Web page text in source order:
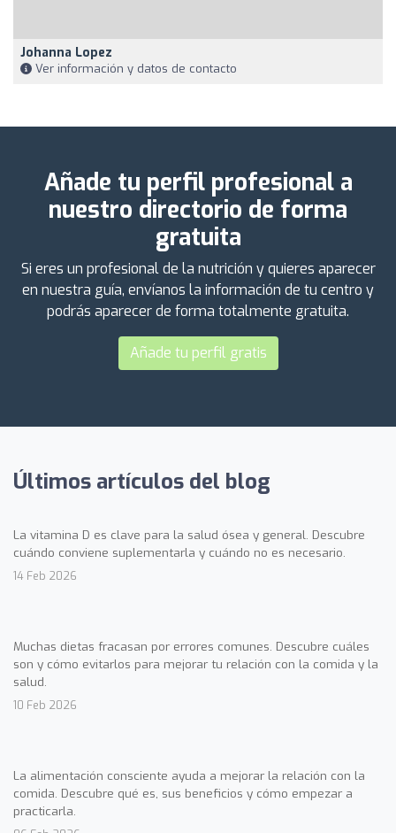
Johanna Lopez
Ver información y datos de contacto
Añade tu perfil profesional a
nuestro directorio de forma
gratuita
Si eres un profesional de la nutrición y quieres aparecer
en nuestra guía, envíanos la información de tu centro y
podrás aparecer de forma totalmente gratuita.
Añade tu perfil gratis
Últimos artículos del blog
La vitamina D es clave para la salud ósea y general. Descubre
cuándo conviene suplementarla y cuándo no es necesario.
14 Feb 2026
Muchas dietas fracasan por errores comunes. Descubre cuáles
son y cómo evitarlos para mejorar tu relación con la comida y la
salud.
10 Feb 2026
La alimentación consciente ayuda a mejorar la relación con la
comida. Descubre qué es, sus beneficios y cómo empezar a
practicarla.